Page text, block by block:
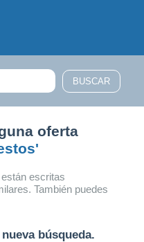
oferta
escritas
También puedes
búsqueda.